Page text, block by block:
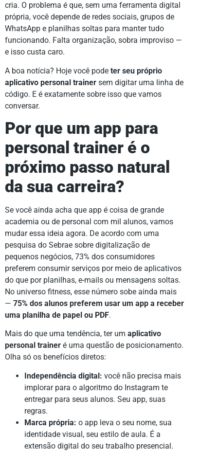
cria. O problema é que, sem uma ferramenta digital
própria, você depende de redes sociais, grupos de
WhatsApp e planilhas soltas para manter tudo
funcionando. Falta organização, sobra improviso —
e isso custa caro.
A boa notícia? Hoje você pode ter seu próprio
aplicativo personal trainer sem digitar uma linha de
código. E é exatamente sobre isso que vamos
conversar.
Por que um app para
personal trainer é o
próximo passo natural
da sua carreira?
Se você ainda acha que app é coisa de grande
academia ou de personal com mil alunos, vamos
mudar essa ideia agora. De acordo com uma
pesquisa do Sebrae sobre digitalização de
pequenos negócios, 73% dos consumidores
preferem consumir serviços por meio de aplicativos
do que por planilhas, e-mails ou mensagens soltas.
No universo fitness, esse número sobe ainda mais
— 75% dos alunos preferem usar um app a receber
uma planilha de papel ou PDF.
Mais do que uma tendência, ter um aplicativo
personal trainer é uma questão de posicionamento.
Olha só os benefícios diretos:
Independência digital: você não precisa mais
implorar para o algoritmo do Instagram te
entregar para seus alunos. Seu app, suas
regras.
Marca própria: o app leva o seu nome, sua
identidade visual, seu estilo de aula. É a
extensão digital do seu trabalho presencial.